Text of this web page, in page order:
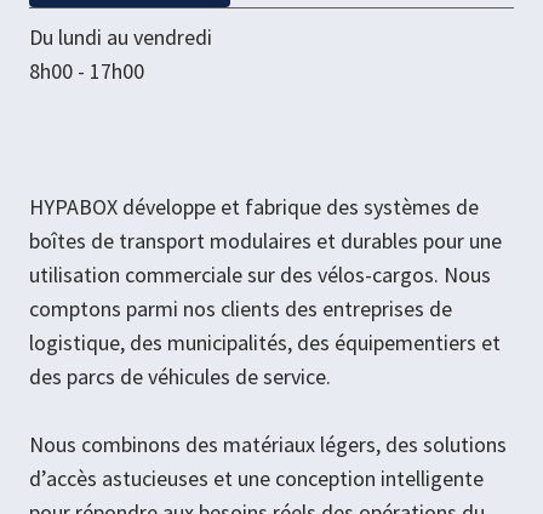
Du lundi au vendredi
8h00 - 17h00
HYPABOX développe et fabrique des systèmes de
boîtes de transport modulaires et durables pour une
utilisation commerciale sur des vélos-cargos. Nous
comptons parmi nos clients des entreprises de
logistique, des municipalités, des équipementiers et
des parcs de véhicules de service.
Nous combinons des matériaux légers, des solutions
d’accès astucieuses et une conception intelligente